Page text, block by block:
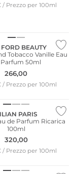
/ Prezzo per 100ml
BEAUTY
Tobacco Vanille Eau
50ml
266,00
/ Prezzo per 100ml
PARIS
de Parfum Ricarica
100ml
320,00
/ Prezzo per 100ml